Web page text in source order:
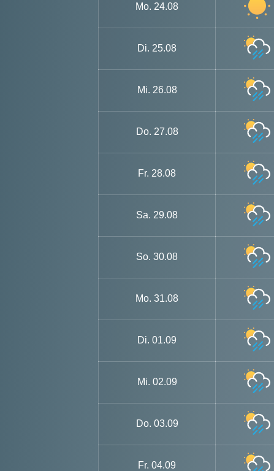
Mo. 24.08
Di. 25.08
Mi. 26.08
Do. 27.08
Fr. 28.08
Sa. 29.08
So. 30.08
Mo. 31.08
Di. 01.09
Mi. 02.09
Do. 03.09
Fr. 04.09